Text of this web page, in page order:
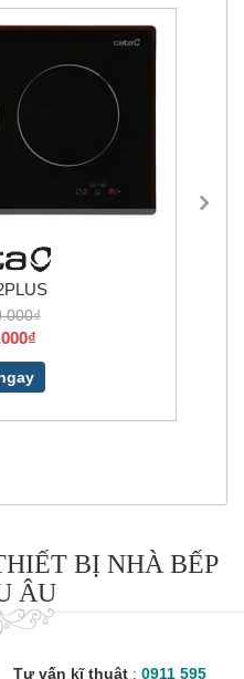
BỊ NHÀ BẾP
ÂU
Tư vấn kĩ thuật : 0911 595